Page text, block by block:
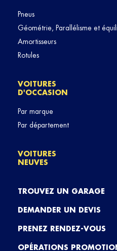
Pneus
Géométrie, Parallélisme et
Amortisseurs
Rotules
VOITURES
D'OCCASION
Par marque
Par département
VOITURES
NEUVES
TROUVEZ UN GARAGE
DEMANDER UN DEVIS
PRENEZ RENDEZ-VOUS
OPÉRATIONS